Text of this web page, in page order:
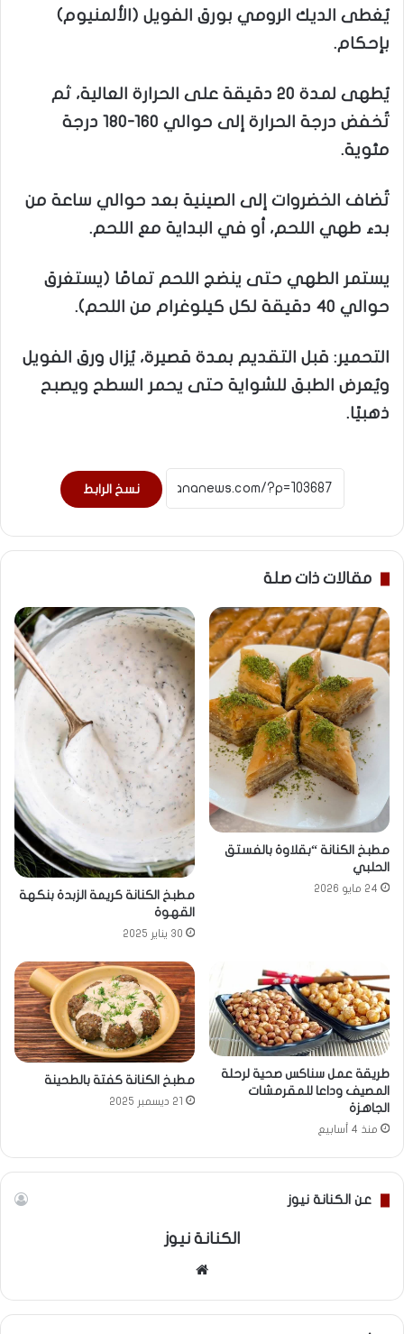
يُغطى الديك الرومي بورق الفويل (الألمنيوم)
بإحكام.
يُطهى لمدة 20 دقيقة على الحرارة العالية، ثم
تُخفض درجة الحرارة إلى حوالي 160-180 درجة
مئوية.
تُضاف الخضروات إلى الصينية بعد حوالي ساعة من
بدء طهي اللحم، أو في البداية مع اللحم.
يستمر الطهي حتى ينضج اللحم تمامًا (يستغرق
حوالي 40 دقيقة لكل كيلوغرام من اللحم).
التحمير: قبل التقديم بمدة قصيرة، يُزال ورق الفويل
ويُعرض الطبق للشواية حتى يحمر السطح ويصبح
ذهبيًا.
نسخ الرابط
مقالات ذات صلة
مطبخ الكنانة “بقلاوة بالفستق
الحلبي
24 مايو 2026
مطبخ الكنانة كريمة الزبدة بنكهة
القهوة
30 يناير 2025
طريقة عمل سناكس صحية لرحلة
المصيف وداعا للمقرمشات
الجاهزة
منذ 4 أسابيع
مطبخ الكنانة كفتة بالطحينة
21 ديسمبر 2025
عن الكنانة نيوز
الكنانة نيوز